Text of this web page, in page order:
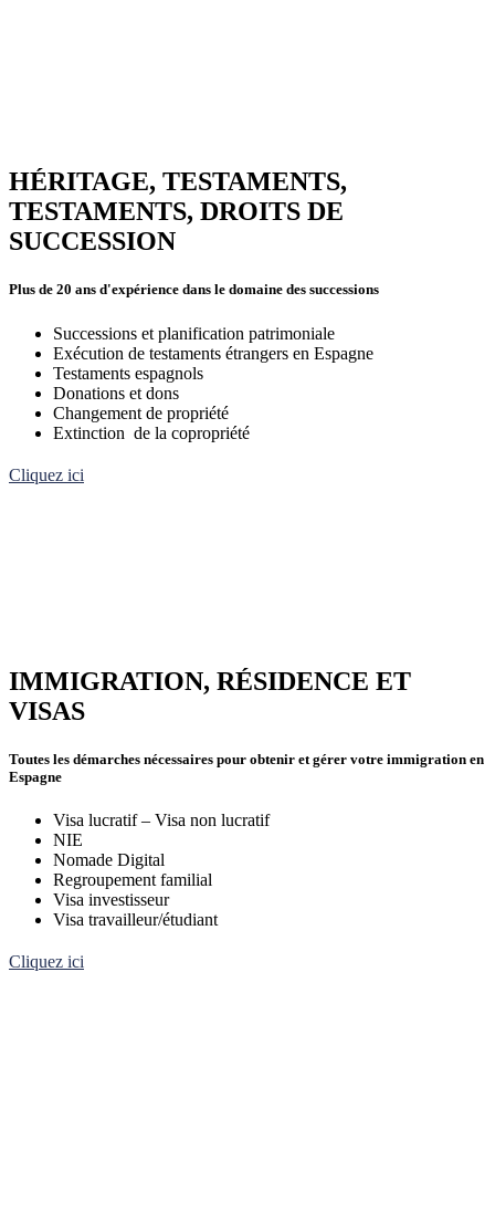
HÉRITAGE, TESTAMENTS,
TESTAMENTS, DROITS DE
SUCCESSION
Plus de 20 ans d'expérience dans le domaine des successions
Successions et planification patrimoniale
Exécution de testaments étrangers en Espagne
Testaments espagnols
Donations et dons
Changement de propriété
Extinction de la copropriété
Cliquez ici
IMMIGRATION, RÉSIDENCE ET
VISAS
Toutes les démarches nécessaires pour obtenir et gérer votre immigration en
Espagne
Visa lucratif – Visa non lucratif
NIE
Nomade Digital
Regroupement familial
Visa investisseur
Visa travailleur/étudiant
Cliquez ici